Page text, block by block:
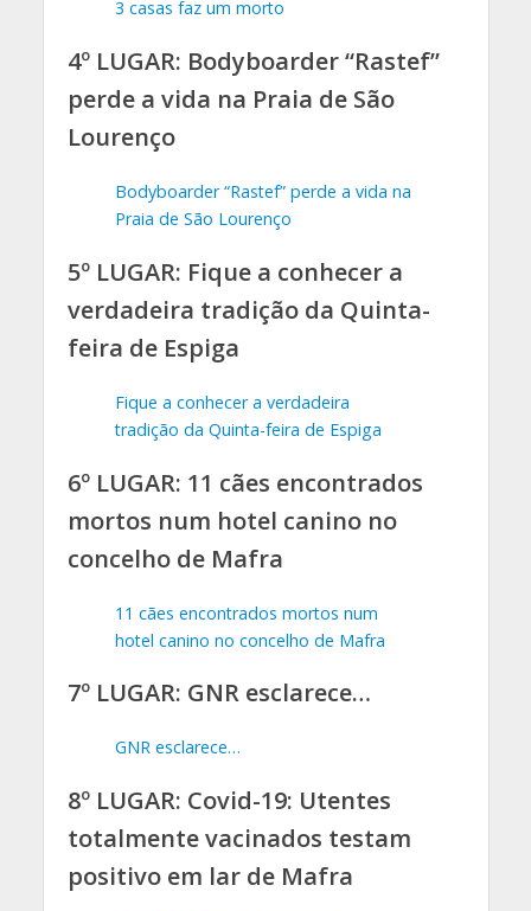
3 casas faz um morto
4º LUGAR: Bodyboarder “Rastef”
perde a vida na Praia de São
Lourenço
Bodyboarder “Rastef” perde a vida na
Praia de São Lourenço
5º LUGAR: Fique a conhecer a
verdadeira tradição da Quinta-
feira de Espiga
Fique a conhecer a verdadeira
tradição da Quinta-feira de Espiga
6º LUGAR: 11 cães encontrados
mortos num hotel canino no
concelho de Mafra
11 cães encontrados mortos num
hotel canino no concelho de Mafra
7º LUGAR: GNR esclarece…
GNR esclarece…
8º LUGAR: Covid-19: Utentes
totalmente vacinados testam
positivo em lar de Mafra